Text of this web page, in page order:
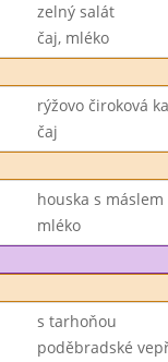
zelný salát
čaj, mléko
rýžovo čiroková
čaj
houska s
mléko
s tarhoňou
poděbradské